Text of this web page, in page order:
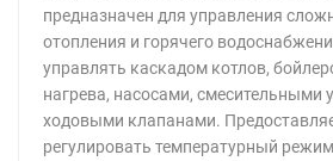
предназначен для управления
отопления и горячего
управлять каскадом котлов,
нагрева, насосами, смесительными
ходовыми клапанами.
регулировать температурный